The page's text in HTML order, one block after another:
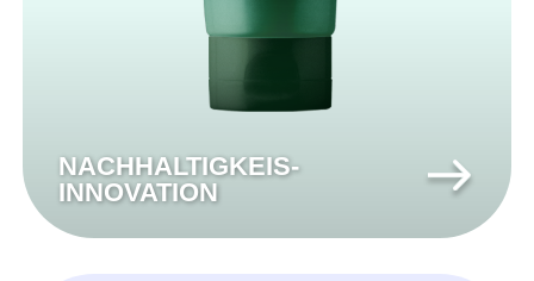
NACHHALTIGKEIS-
INNOVATION